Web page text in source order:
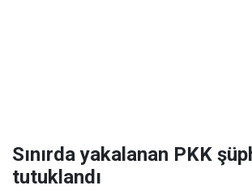
Sınırda yakalanan PKK
tutuklandı